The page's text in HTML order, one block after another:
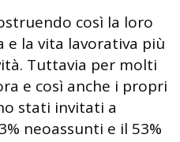
così la loro
e la vita lavorativa più
Tuttavia per molti
e così anche i propri
stati invitati a
neoassunti e il 53%